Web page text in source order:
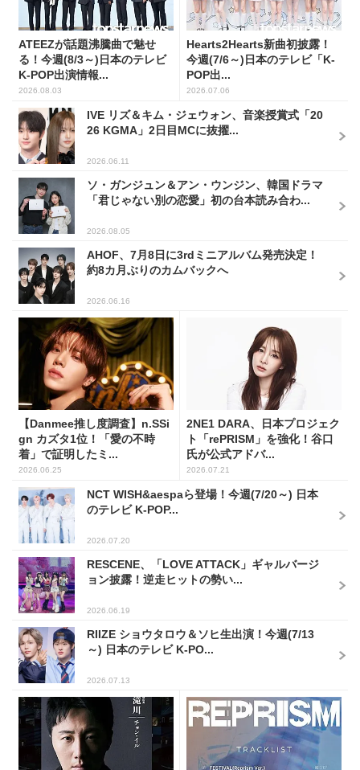
ATEEZが話題沸騰曲で魅せ
る！今週(8/3～)日本のテレビ
K-POP出演情報...
2026.08.03
Hearts2Hearts新曲初披露！
今週(7/6～)日本のテレビ「K-
POP出...
2026.07.06
IVE リズ＆キム・ジェウォン、音楽授賞式「20
26 KGMA」2日目MCに抜擢...
2026.06.11
ソ・ガンジュン＆アン・ウンジン、韓国ドラマ
「君じゃない別の恋愛」初の台本読み合わ...
2026.08.05
AHOF、7月8日に3rdミニアルバム発売決定！
約8カ月ぶりのカムバックへ
2026.06.16
【Danmee推し度調査】n.SSi
gn カズタ1位！「愛の不時
着」で証明したミ...
2026.06.25
2NE1 DARA、日本プロジェク
ト「rePRISM」を強化！谷口
氏が公式アドバ...
2026.07.21
NCT WISH&aespaら登場！今週(7/20～) 日本
のテレビ K-POP...
2026.07.20
RESCENE、「LOVE ATTACK」ギャルバージ
ョン披露！逆走ヒットの勢い...
2026.06.19
RIIZE ショウタロウ＆ソヒ生出演！今週(7/13
～) 日本のテレビ K-PO...
2026.07.13